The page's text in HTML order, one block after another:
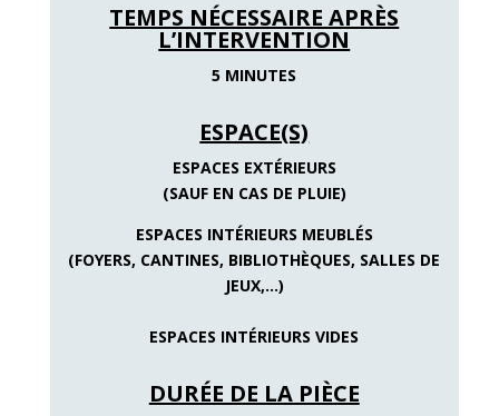
TEMPS NÉCESSAIRE APRÈS
L’INTERVENTION
5 MINUTES
ESPACE(S)
ESPACES EXTÉRIEURS
(SAUF EN CAS DE PLUIE)
ESPACES INTÉRIEURS MEUBLÉS
(FOYERS, CANTINES, BIBLIOTHÈQUES, SALLES DE
JEUX,…)
ESPACES INTÉRIEURS VIDES
DURÉE DE LA PIÈCE